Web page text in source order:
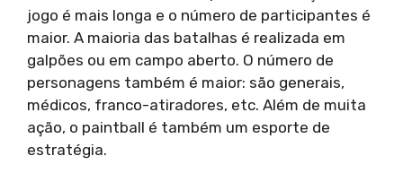
jogo é mais longa e o número de participantes é
maior. A maioria das batalhas é realizada em
galpões ou em campo aberto. O número de
personagens também é maior: são generais,
médicos, franco-atiradores, etc. Além de muita
ação, o paintball é também um esporte de
estratégia.